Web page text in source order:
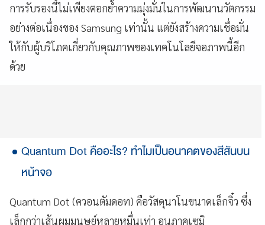
การรับรองนี้ไม่เพียงตอกย้ำความมุ่งมั่นในการพัฒนานวัตกรรม
อย่างต่อเนื่องของ Samsung เท่านั้น แต่ยังสร้างความเชื่อมั่น
ให้กับผู้บริโภคเกี่ยวกับคุณภาพของเทคโนโลยีจอภาพนี้อีก
ด้วย
Quantum Dot คืออะไร? ทำไมเป็นอนาคตของสีสันบน
หน้าจอ
Quantum Dot (ควอนตัมดอท) คือวัสดุนาโนขนาดเล็กจิ๋ว ซึ่ง
เล็กกว่าเส้นผมมนุษย์หลายหมื่นเท่า อนุภาคเซมิ